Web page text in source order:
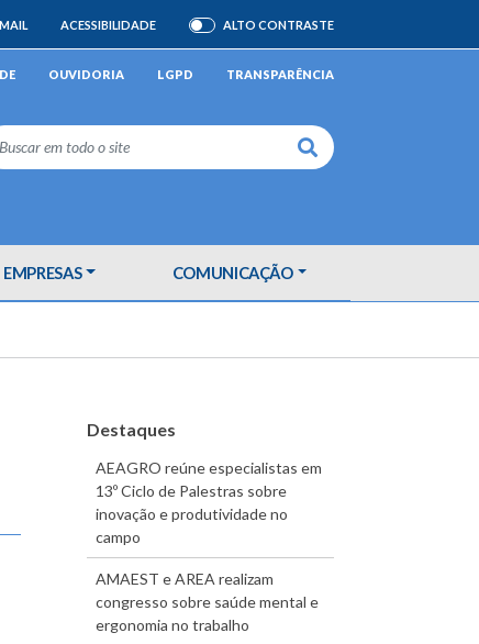
ACESSIBILIDADE ATIVAR/DESATIVAR
ALTO CONTRASTE
OUVIDORIA LGPD TRANSPARÊNCIA
Buscar
EMPRESAS COMUNICAÇÃO
Destaques
AEAGRO reúne especialistas em
13º Ciclo de Palestras sobre
inovação e produtividade no
campo
AMAEST e AREA realizam
congresso sobre saúde mental e
ergonomia no trabalho